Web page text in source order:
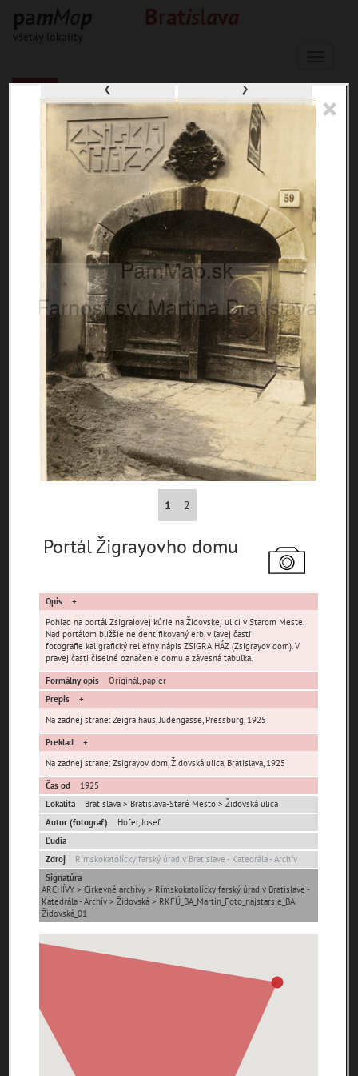
pamMap
všetky lokality
Bratislava
33648 inventárnych jednotiek, 56582
digitálnych záberov, 6850 encykl.
materiály
miesta
témy
udalosti
ľudia
zdroje
pamiatky
čas
Devínska Nová Ves
Dúbravka
Jarovce
Karlova Ves
Petržalka
Podunajské
Biskupice
Ružinov Staré Mesto Vajnory
Vrakuňa Záhorská Bystrica
Panoramatické
pohľady
Neznáma lokalita
Neznáme
umiestnenie
Ulice (podľa abecedy)
A C D E F G H I
M N O P R S T U V W
X
Z
1. mája (0)
pam map
×
‹ ›
1 2
Portál Žigrayovho domu
Opis
Pohľad na portál Zsigraiovej kúrie na Židovskej ulici v Starom Meste.
Nad portálom bližšie neidentifikovaný erb, v ľavej časti
fotografie kaligrafický reliéfny nápis ZSIGRA HÁZ (Zsigrayov dom). V
pravej časti číselné označenie domu a závesná tabuľka.
Formálny opis
Originál, papier
Prepis
Na zadnej strane: Zeigraihaus, Judengasse, Pressburg, 1925
Preklad
Na zadnej strane: Zsigrayov dom, Židovská ulica, Bratislava, 1925
Čas od
1925
Lokalita
Bratislava > Bratislava-Staré Mesto > Židovská ulica
Autor (fotograf)
Hofer, Josef
Ľudia
Zdroj
Rímskokatolícky farský úrad v Bratislave - Katedrála - Archív
Signatúra
ARCHÍVY > Cirkevné archívy > Rímskokatolícky farský úrad v Bratislave -
Katedrála - Archív > Židovská > RKFÚ_BA_Martin_Foto_najstarsie_BA
Židovská_01